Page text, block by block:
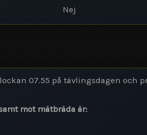
Nej
07.55 på tävlingsdagen och
mot mätbräda är: